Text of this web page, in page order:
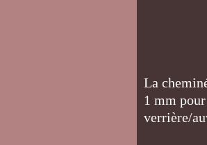
La
1 mm
verrière/